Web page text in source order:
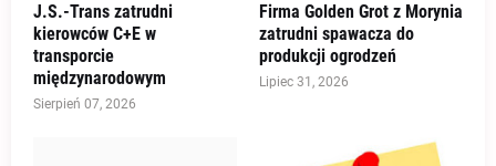
J.S.-Trans zatrudni
kierowców C+E w
transporcie
międzynarodowym
Sierpień 07, 2026
Firma Golden Grot z Morynia
zatrudni spawacza do
produkcji ogrodzeń
Lipiec 31, 2026